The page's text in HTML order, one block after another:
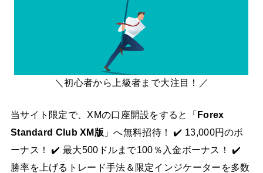
＼初心者から上級者まで大注目！／
当サイト限定で、XMの口座開設をすると「 Forex
Standard Club XM版 」へ無料招待！ ✔️ 13,000円のボ
ーナス！ ✔️ 最大500ドルまで100％入金ボーナス！ ✔️
勝率を上げるトレード手法＆限定インジケーターを多数